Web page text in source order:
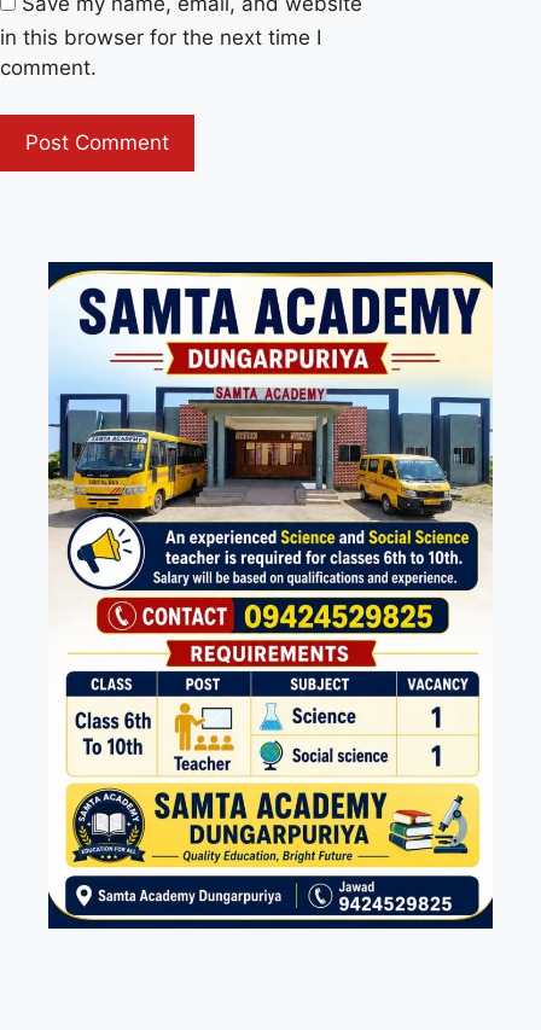
in this browser for the next time I
comment.